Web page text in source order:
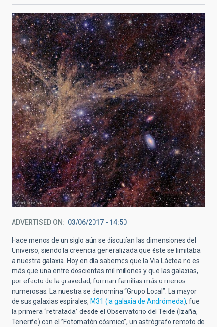
ADVERTISED ON 03/06/2017 - 14:50
Hace menos de un siglo aún se discutían las dimensiones del
Universo, siendo la creencia generalizada que éste se limitaba
a nuestra galaxia. Hoy en día sabemos que la Vía Láctea no es
más que una entre doscientas mil millones y que las galaxias,
por efecto de la gravedad, forman familias más o menos
numerosas. La nuestra se denomina “Grupo Local”. La mayor
de sus galaxias espirales, M31 (la galaxia de Andrómeda), fue
la primera “retratada” desde el Observatorio del Teide (Izaña,
Tenerife) con el ”Fotomatón cósmico”, un astrógrafo remoto de